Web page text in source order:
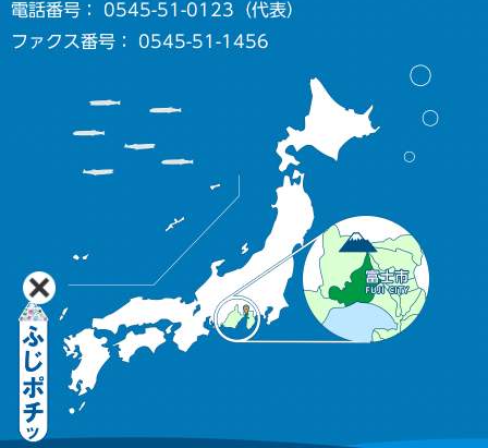
電話番号： 0545-51-0123（代表）
ファクス番号： 0545-51-1456